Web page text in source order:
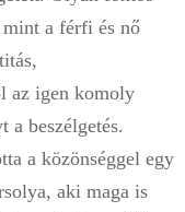
mint a férfi és nő
az igen komoly
a beszélgetés.
a közönséggel egy
aki maga is